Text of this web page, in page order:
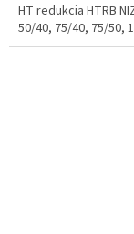
HT redukcia HTRB
50/40, 75/40, 75/50,